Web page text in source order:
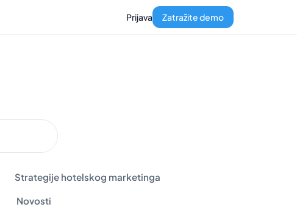
Prijava Zatražite demo
Strategije hotelskog marketinga
Novosti